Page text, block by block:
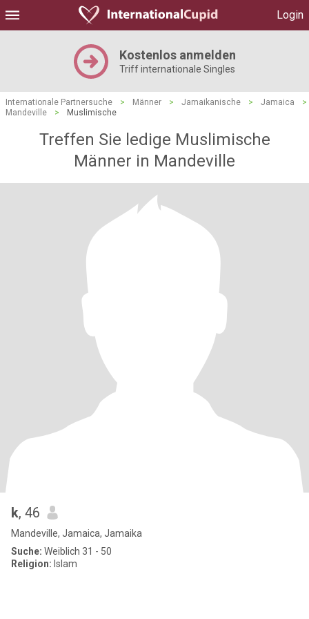
Login
Kostenlos anmelden
Triff internationale Singles
Internationale Partnersuche > Männer > Jamaikanische > Jamaica
>
Mandeville
> Muslimische
Treffen Sie ledige Muslimische
Männer in Mandeville
k, 46
Mandeville, Jamaica, Jamaika
Suche: Weiblich 31 - 50
Religion: Islam